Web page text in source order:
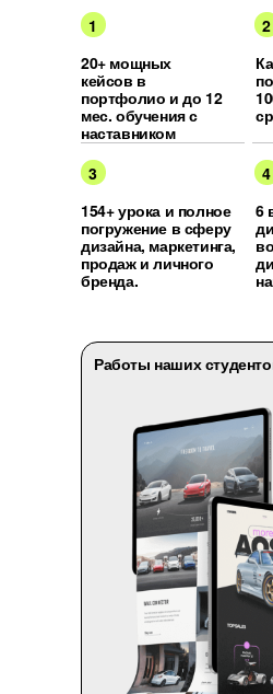
1
2
20+ мощных
кейсов в
портфолио и до 12
мес. обучения с
наставником
3
4
154+ урока и полное
погружение в сферу
дизайна, маркетинга,
продаж и личного
бренда.
6
Работы наших